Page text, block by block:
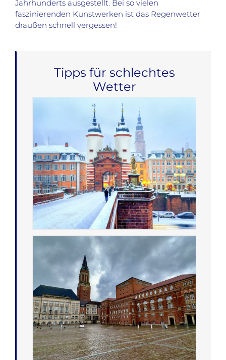
Jahrhunderts ausgestellt. Bei so vielen
faszinierenden Kunstwerken ist das Regenwetter
draußen schnell vergessen!
Tipps für schlechtes
Wetter